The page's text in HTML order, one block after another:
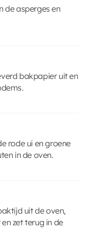
de asperges en
bakpapier uit en
rode ui en groene
in de oven.
uit de oven,
zet terug in de